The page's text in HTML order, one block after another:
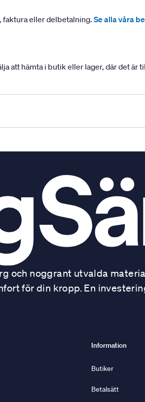
eller delbetalning.Se alla våra
att hämta i butik eller lager, där det är
och noggrant utvalda
för din kropp. En
Information
Butiker
Betalsätt